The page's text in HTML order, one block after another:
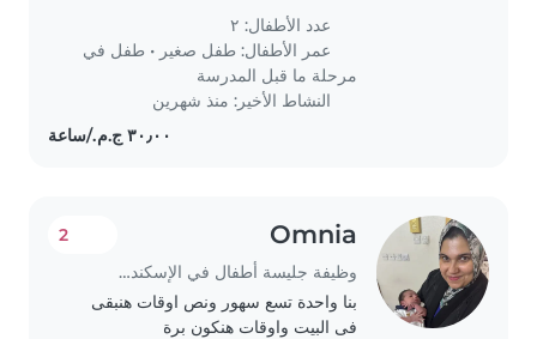
نفضل شخصا راغبا في العمل في منزلنا.
أطفالنا نشيطون ومرحون وذكيون. إن كنت
مهتمًا،..
عدد الأطفال: ٢
عمر الأطفال: طفل صغير • طفل في
مرحلة ما قبل المدرسة
النشاط الأخير: منذ شهرين
Omnia
وظيفة جليسة أطفال في الإسكندرية
2
بنا واحدة تسع سهور ونص اوقات هنبقى
فى البيت واوقات هنكون برة